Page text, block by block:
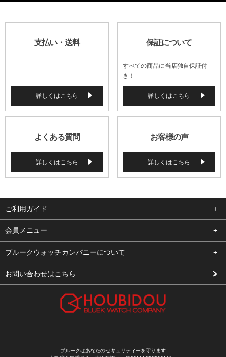
支払い・送料
詳しくはこちら
保証について
すべての商品に当店独自保証付
き！
詳しくはこちら
よくある質問
詳しくはこちら
お客様の声
詳しくはこちら
ご利用ガイド
よくある質問
支払い・送料
修理依頼
会員メニュー
ログイン
お気に入り
ブルークウォッチカンパニーについて
会社概要
お問い合わせはこちら
ブルークはあなたのセキュリティーを守ります